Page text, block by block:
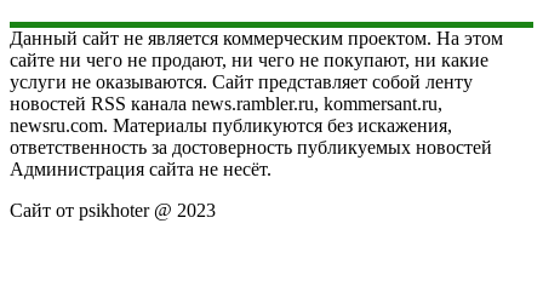
Данный сайт не является коммерческим проектом. На этом
сайте ни чего не продают, ни чего не покупают, ни какие
услуги не оказываются. Сайт представляет собой ленту
новостей RSS канала news.rambler.ru, kommersant.ru,
newsru.com. Материалы публикуются без искажения,
ответственность за достоверность публикуемых новостей
Администрация сайта не несёт.
Сайт от psikhoter @ 2023